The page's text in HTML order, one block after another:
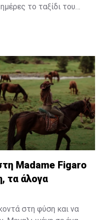
το ταξίδι του
Μιλά στη Madame
τα άλογα
Madame Figaro
τα άλογα
στη φύση και να